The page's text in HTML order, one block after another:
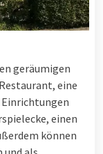
geräumigen
eine
Einrichtungen
einen
können